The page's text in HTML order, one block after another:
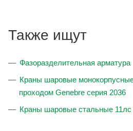
Также ищут
Фазоразделительная арматура
Краны шаровые
проходом Genebre серия 2036
Краны шаровые стальные 11лс